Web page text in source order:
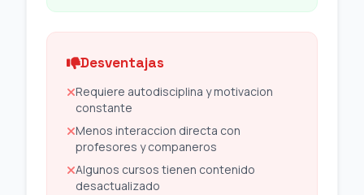
Desventajas
Requiere autodisciplina y motivacion
constante
Menos interaccion directa con
profesores y companeros
Algunos cursos tienen contenido
desactualizado